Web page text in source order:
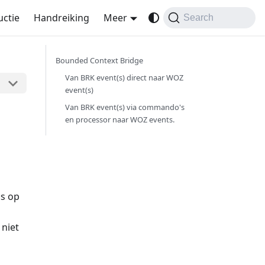
Handreiking Meer Search
op
niet
Bounded Context Bridge
Van BRK event(s) direct naar WOZ
event(s)
Van BRK event(s) via commando's
en processor naar WOZ events.